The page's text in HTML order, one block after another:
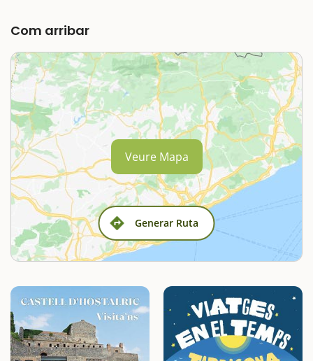
Com arribar
Generar Ruta
Veure Mapa